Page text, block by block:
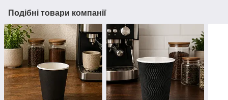
Подібні товари компанії